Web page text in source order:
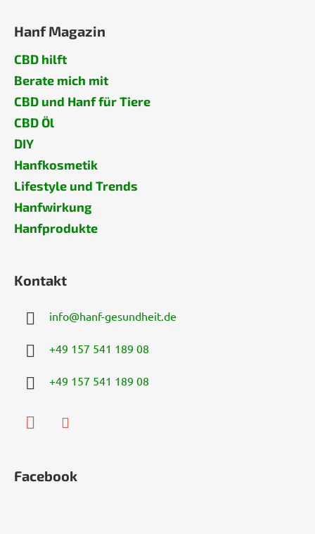
Hanf Magazin
CBD hilft
Berate mich mit
CBD und Hanf für Tiere
CBD Öl
DIY
Hanfkosmetik
Lifestyle und Trends
Hanfwirkung
Hanfprodukte
Kontakt
info@hanf-gesundheit.de
+49 157 541 189 08
+49 157 541 189 08
Facebook